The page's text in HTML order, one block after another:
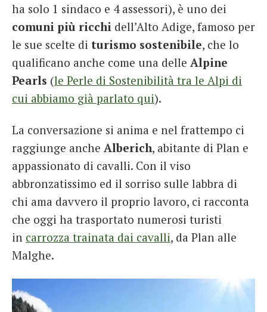
ha solo 1 sindaco e 4 assessori), è uno dei
comuni più ricchi dell’Alto Adige, famoso per
le sue scelte di turismo sostenibile, che lo
qualificano anche come una delle Alpine
Pearls (le Perle di Sostenibilità tra le Alpi di
cui abbiamo già parlato qui).
La conversazione si anima e nel frattempo ci
raggiunge anche Alberich, abitante di Plan e
appassionato di cavalli. Con il viso
abbronzatissimo ed il sorriso sulle labbra di
chi ama davvero il proprio lavoro, ci racconta
che oggi ha trasportato numerosi turisti
in carrozza trainata dai cavalli, da Plan alle
Malghe.